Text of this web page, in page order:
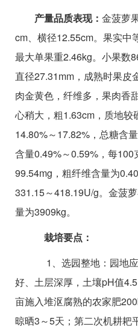
产量品质表现： 金菠萝
cm、横径12.55cm。果实中
最大单果重2.46kg。小果数
直径27.31mm，成熟时果皮
肉金黄色，纤维多，果肉香
心稍大，粗1.63cm，质地
14.80%～17.82%，总糖含
含量0.49%～0.59%，每100
99.54mg，粗纤维含量为
331.15～418.19U/g。金菠
量为3909kg。
栽培要点：
1、选园整地：园地
好、土层深厚，土壤pH值
亩施入堆沤腐熟的农家肥
晾晒3～5天；第二次机耕耙